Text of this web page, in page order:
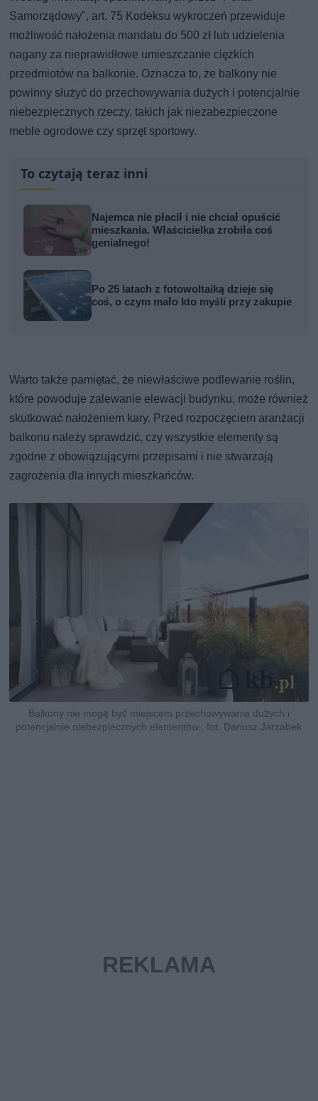
Samorządowy", art. 75 Kodeksu wykroczeń przewiduje
możliwość nałożenia mandatu do 500 zł lub udzielenia
nagany za nieprawidłowe umieszczanie ciężkich
przedmiotów na balkonie. Oznacza to, że balkony nie
powinny służyć do przechowywania dużych i potencjalnie
niebezpiecznych rzeczy, takich jak niezabezpieczone
meble ogrodowe czy sprzęt sportowy.
To czytają teraz inni
Najemca nie płacił i nie chciał opuścić
mieszkania. Właścicielka zrobiła coś
genialnego!
Po 25 latach z fotowoltaiką dzieje się
coś, o czym mało kto myśli przy zakupie
Warto także pamiętać, że niewłaściwe podlewanie roślin,
które powoduje zalewanie elewacji budynku, może również
skutkować nałożeniem kary. Przed rozpoczęciem aranżacji
balkonu należy sprawdzić, czy wszystkie elementy są
zgodne z obowiązującymi przepisami i nie stwarzają
zagrożenia dla innych mieszkańców.
Balkony nie mogą być miejscem przechowywania dużych i
potencjalnie niebezpiecznych elementów., fot. Dariusz Jarzabek